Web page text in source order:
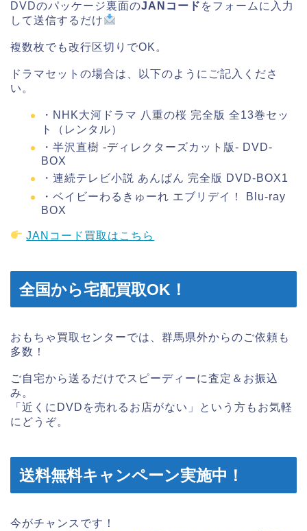
DVDのパッケージ裏面のJANコード をフォームに入力
して送信するだけ
複数枚でも改行区切りでOK。
ドラマセットの場合は、以下のようにご記入くださ
い。
・NHK大河ドラマ 八重の桜 完全版 全13巻セッ
ト（レンタル）
・半沢直樹 -ディレクターズカット版- DVD-
BOX
・連続テレビ小説 あんぱん 完全版 DVD-BOX1
・ベイビーわるきゅーれ エブリデイ！ Blu-ray
BOX
JANコード買取はこちら
全国から宅配買取OK！
おもちゃ買取センターでは、群馬県外からのご依頼も
多数！
ご自宅から送るだけでスピーディーに査定＆お振込
み。
「近くにDVDを売れるお店がない」という方もお気軽
にどうぞ。
送料無料キャンペーン実施中！
今がチャンスです！